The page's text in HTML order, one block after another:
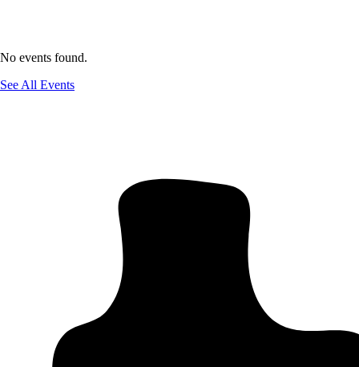
No events found.
See All Events